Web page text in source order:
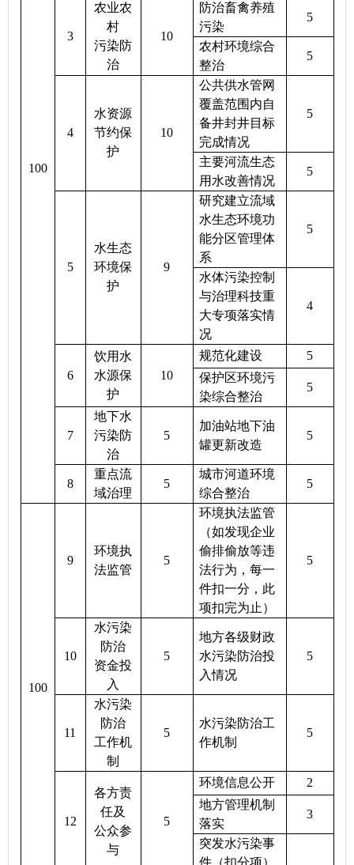
100
3
农业农
村
污染防
治
10
防治畜禽养殖
污染
5
农村环境综合
整治
5
4
水资源
节约保
护
10
公共供水管网
覆盖范围内自
备井封井目标
完成情况
5
主要河流生态
用水改善情况
5
5
水生态
环境保
护
9
研究建立流域
水生态环境功
能分区管理体
系
5
水体污染控制
与治理科技重
大专项落实情
况
4
6
饮用水
水源保
护
10
规范化建设
5
保护区环境污
染综合整治
5
7
地下水
污染防
治
5
加油站地下油
罐更新改造
5
8
重点流
域治理
5
城市河道环境
综合整治
5
100
9
环境执
法监管
5
环境执法监管
（如发现企业
偷排偷放等违
法行为，每一
件扣一分，此
项扣完为止）
5
10
水污染
防治
资金投
入
5
地方各级财政
水污染防治投
入情况
5
11
水污染
防治
工作机
制
5
水污染防治工
作机制
5
12
各方责
任及
公众参
与
5
环境信息公开
2
地方管理机制
落实
3
突发水污染事